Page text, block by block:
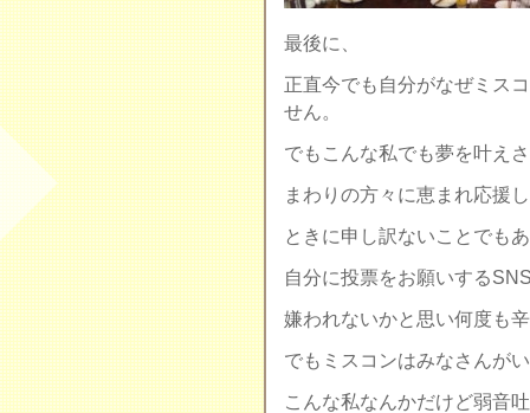
最後に、
正直今でも自分がなぜミス
せん。
でもこんな私でも夢を叶え
まわりの方々に恵まれ応援
ときに申し訳ないことでも
自分に投票をお願いする
嫌われないかと思い何度も
でもミスコンはみなさんが
こんな私なんかだけど弱音